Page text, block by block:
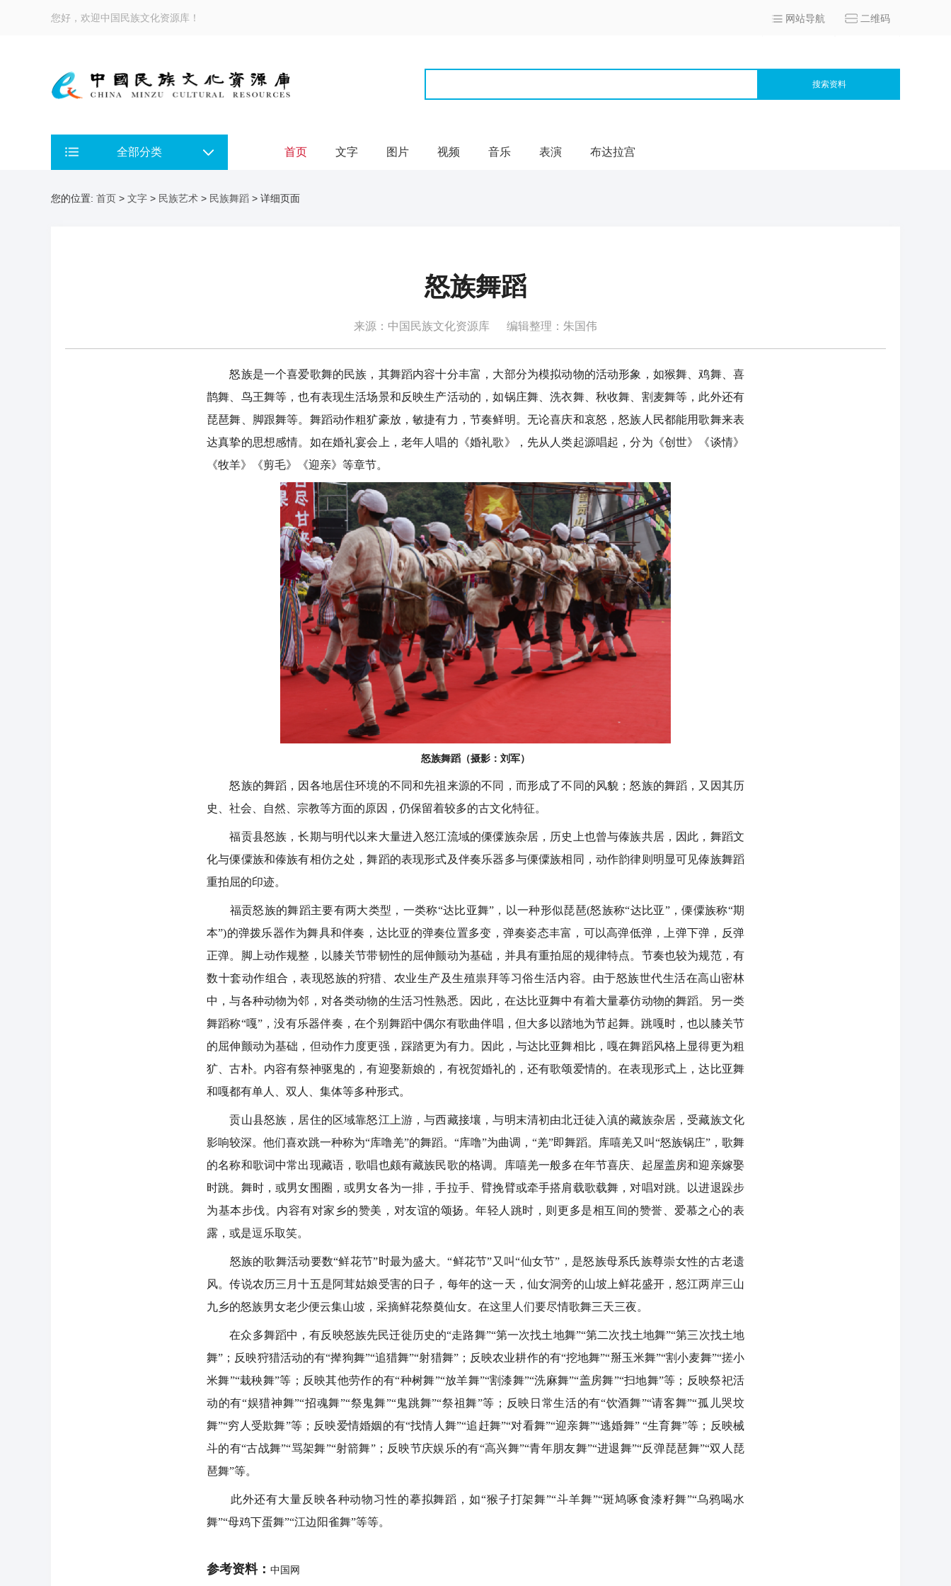
您好，欢迎中国民族文化资源库！ 网站导航 二维码
搜索资料
全部分类 首页 文字 图片 视频 音乐 表演 布达拉宫
您的位置: 首页 > 文字 > 民族艺术 > 民族舞蹈 > 详细页面
怒族舞蹈
来源：中国民族文化资源库 编辑整理：朱国伟
怒族是一个喜爱歌舞的民族，其舞蹈内容十分丰富，大部分为模拟动物的活动形象，如猴舞、鸡舞、喜
鹊舞、鸟王舞等，也有表现生活场景和反映生产活动的，如锅庄舞、洗衣舞、秋收舞、割麦舞等，此外还有
琵琶舞、脚跟舞等。舞蹈动作粗犷豪放，敏捷有力，节奏鲜明。无论喜庆和哀怒，怒族人民都能用歌舞来表
达真挚的思想感情。如在婚礼宴会上，老年人唱的《婚礼歌》，先从人类起源唱起，分为《创世》《谈情》
《牧羊》《剪毛》《迎亲》等章节。
怒族舞蹈（摄影：刘军）
怒族的舞蹈，因各地居住环境的不同和先祖来源的不同，而形成了不同的风貌；怒族的舞蹈，又因其历
史、社会、自然、宗教等方面的原因，仍保留着较多的古文化特征。
福贡县怒族，长期与明代以来大量进入怒江流域的傈僳族杂居，历史上也曾与傣族共居，因此，舞蹈文
化与傈僳族和傣族有相仿之处，舞蹈的表现形式及伴奏乐器多与傈僳族相同，动作韵律则明显可见傣族舞蹈
重拍屈的印迹。
福贡怒族的舞蹈主要有两大类型，一类称“达比亚舞”，以一种形似琵琶(怒族称“达比亚”，傈僳族称“期
本”)的弹拨乐器作为舞具和伴奏，达比亚的弹奏位置多变，弹奏姿态丰富，可以高弹低弹，上弹下弹，反弹
正弹。脚上动作规整，以膝关节带韧性的屈伸颤动为基础，并具有重拍屈的规律特点。节奏也较为规范，有
数十套动作组合，表现怒族的狩猎、农业生产及生殖祟拜等习俗生活内容。由于怒族世代生活在高山密林
中，与各种动物为邻，对各类动物的生活习性熟悉。因此，在达比亚舞中有着大量摹仿动物的舞蹈。另一类
舞蹈称“嘎”，没有乐器伴奏，在个别舞蹈中偶尔有歌曲伴唱，但大多以踏地为节起舞。跳嘎时，也以膝关节
的屈伸颤动为基础，但动作力度更强，踩踏更为有力。因此，与达比亚舞相比，嘎在舞蹈风格上显得更为粗
犷、古朴。内容有祭神驱鬼的，有迎娶新娘的，有祝贺婚礼的，还有歌颂爱情的。在表现形式上，达比亚舞
和嘎都有单人、双人、集体等多种形式。
贡山县怒族，居住的区域靠怒江上游，与西藏接壤，与明末清初由北迁徒入滇的藏族杂居，受藏族文化
影响较深。他们喜欢跳一种称为“库噜羌”的舞蹈。“库噜”为曲调，“羌”即舞蹈。库嘻羌又叫“怒族锅庄”，歌舞
的名称和歌词中常出现藏语，歌唱也颇有藏族民歌的格调。库嘻羌一般多在年节喜庆、起屋盖房和迎亲嫁娶
时跳。舞时，或男女围圈，或男女各为一排，手拉手、臂挽臂或牵手搭肩载歌载舞，对唱对跳。以进退跺步
为基本步伐。内容有对家乡的赞美，对友谊的颂扬。年轻人跳时，则更多是相互间的赞誉、爱慕之心的表
露，或是逗乐取笑。
怒族的歌舞活动要数“鲜花节”时最为盛大。“鲜花节”又叫“仙女节”，是怒族母系氏族尊崇女性的古老遗
风。传说农历三月十五是阿茸姑娘受害的日子，每年的这一天，仙女洞旁的山坡上鲜花盛开，怒江两岸三山
九乡的怒族男女老少便云集山坡，采摘鲜花祭奠仙女。在这里人们要尽情歌舞三天三夜。
在众多舞蹈中，有反映怒族先民迁徙历史的“走路舞”“第一次找土地舞”“第二次找土地舞”“第三次找土地
舞”；反映狩猎活动的有“撵狗舞”“追猎舞”“射猎舞”；反映农业耕作的有“挖地舞”“掰玉米舞”“割小麦舞”“搓小
米舞”“栽秧舞”等；反映其他劳作的有“种树舞”“放羊舞”“割漆舞”“洗麻舞”“盖房舞”“扫地舞”等；反映祭祀活
动的有“娱猎神舞”“招魂舞”“祭鬼舞”“鬼跳舞”“祭祖舞”等；反映日常生活的有“饮酒舞”“请客舞”“孤儿哭坟
舞”“穷人受欺舞”等；反映爱情婚姻的有“找情人舞”“追赶舞”“对看舞”“迎亲舞”“逃婚舞” “生育舞”等；反映械
斗的有“古战舞”“骂架舞”“射箭舞”；反映节庆娱乐的有“高兴舞”“青年朋友舞”“进退舞”“反弹琵琶舞”“双人琵
琶舞”等。
此外还有大量反映各种动物习性的摹拟舞蹈，如“猴子打架舞”“斗羊舞”“斑鸠啄食漆籽舞”“乌鸦喝水
舞”“母鸡下蛋舞”“江边阳雀舞”等等。
参考资料： 中国网